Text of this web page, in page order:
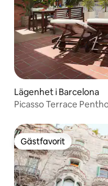
Lägenhet i Barcelona
Picasso Terrace
Gästfavorit
Gästfavorit